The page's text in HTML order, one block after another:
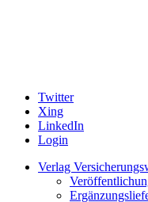
Twitter
Xing
LinkedIn
Login
Verlag